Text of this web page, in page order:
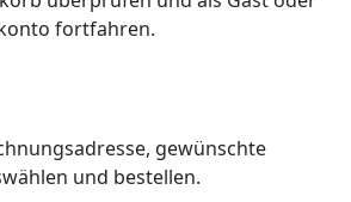
fortfahren.
gewünschte
und bestellen.